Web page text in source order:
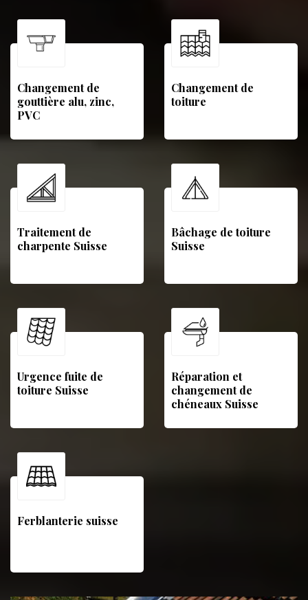
Changement de
gouttière alu, zinc,
PVC
Changement de
toiture
Traitement de
charpente Suisse
Bâchage de toiture
Suisse
Urgence fuite de
toiture Suisse
Réparation et
changement de
chéneaux Suisse
Ferblanterie suisse